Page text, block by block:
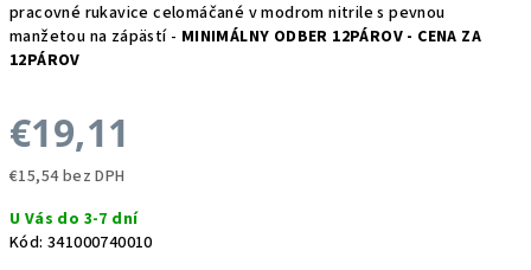
pracovné rukavice celomáčané v modrom nitrile s pevnou
manžetou na zápästí - MINIMÁLNY ODBER 12PÁROV - CENA ZA
12PÁROV
€19,11
€15,54 bez DPH
cena:
U Vás do 3-7 dní
Kód: 341000740010